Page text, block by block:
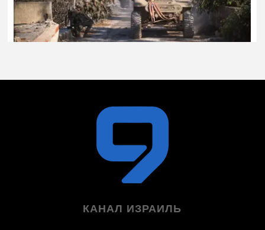
КАНАЛ ИЗРАИЛЬ